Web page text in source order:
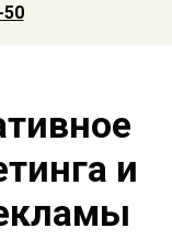
50
и